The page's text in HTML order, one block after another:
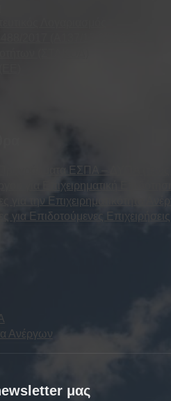
Λογαριασμός
2017 (Α137/13.09.2017)
(ΣΤΑΚΟΔ)
Προγράμματα ΕΣΠΑ – ΔΥΠΑ
για Επιχειρηματική
για την Επιχειρηματικότητα
για Επιδοτούμενες
Ανέργων
μας